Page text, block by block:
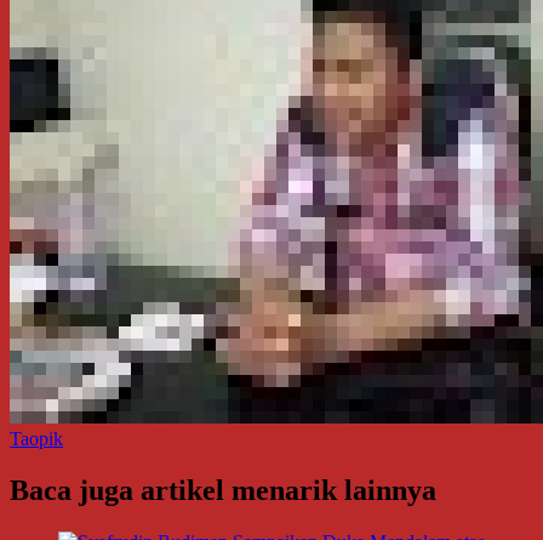
Taopik
Baca juga artikel menarik lainnya